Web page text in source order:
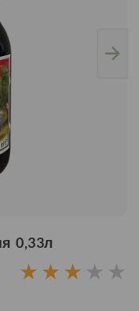
0,33л
★
★
★
★
★